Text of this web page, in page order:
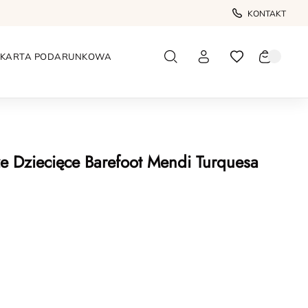
KONTAKT
KARTA PODARUNKOWA
Dziecięce Barefoot Mendi Turquesa